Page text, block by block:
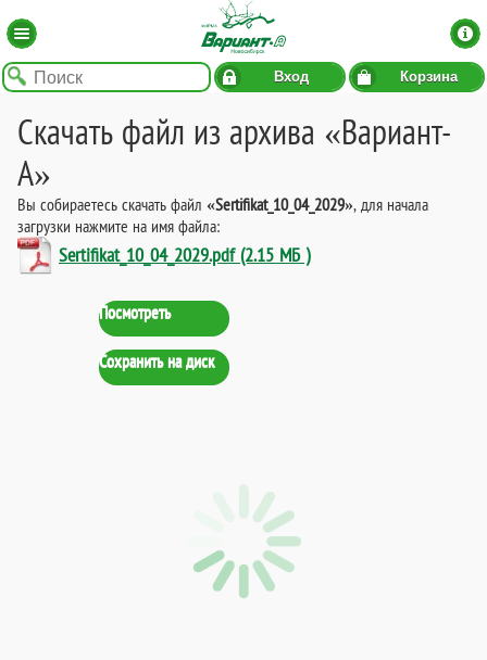
Вход Корзина
Скачать файл из архива «Вариант-
А»
Вы собираетесь скачать файл «Sertifikat_10_04_2029», для начала
загрузки нажмите на имя файла:
Sertifikat_10_04_2029.pdf (2.15 МБ )
Посмотреть
Сохранить на диск